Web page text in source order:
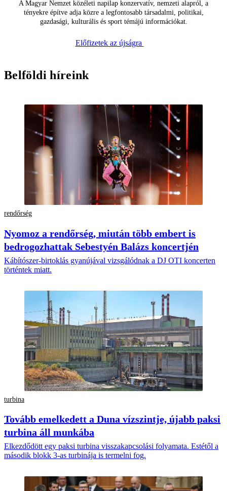
A Magyar Nemzet közéleti napilap konzervatív, nemzeti alapról, a
tényekre építve adja közre a legfontosabb társadalmi, politikai,
gazdasági, kulturális és sport témájú információkat.
Előfizetek az újságra
Belföldi híreink
rendőrség
Nyomoz a rendőrség, miután több embert is
bedrogozhattak Sebestyén Balázs koncertjén
Kábítószer-birtoklás gyanújával vizsgálódnak a DJ OTI koncerten
történtek miatt.
turbina
Tovább emelkedett a Duna vízszintje, újabb paksi
turbina áll munkába
Elkezdődött egy paksi turbina visszakapcsolási folyamata. Estétől a
második blokk 3-as turbinája is termelni fog.